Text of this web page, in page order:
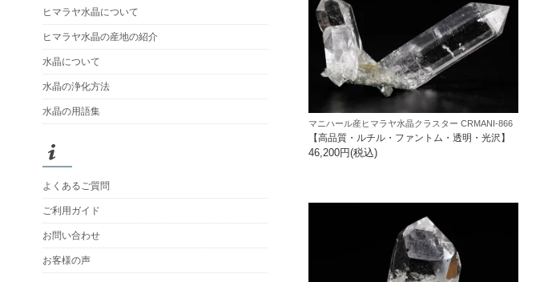
マニハール産ヒマラヤ水晶クラスター CRMANI-866
【高品質・ルチル・ファントム・透明・光沢】
46,200円(税込)
ヒマラヤ水晶について
ヒマラヤ水晶の産地の紹介
水晶について
水晶の浄化方法
水晶の用語集
よくあるご質問
ご利用ガイド
お問い合わせ
お客様の声